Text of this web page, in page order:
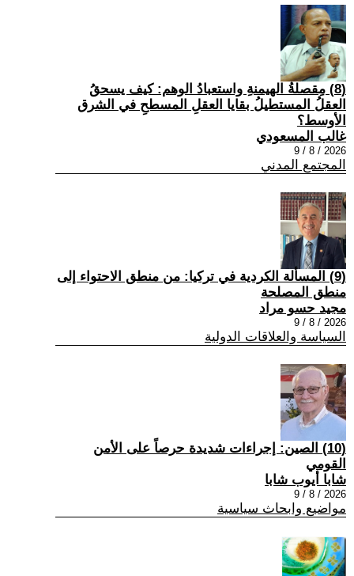
(8) مِقصلةُ الهيمنةِ واستعبادُ الوهم: كيف يسحقُ
العقلُ المستطيلُ بقايا العقلِ المسطحِ في الشرق
الأوسط؟
غالب المسعودي
2026 / 8 / 9
المجتمع المدني
(9) المسألة الكردية في تركيا: من منطق الاحتواء إلى
منطق المصلحة
مجيد حسو مراد
2026 / 8 / 9
السياسة والعلاقات الدولية
(10) الصين: إجراءات شديدة حرصاً على الأمن
القومي
شابا أيوب شابا
2026 / 8 / 9
مواضيع وابحاث سياسية